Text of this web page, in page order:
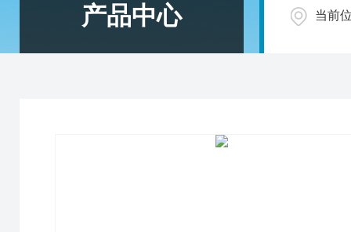
产品中心 当前